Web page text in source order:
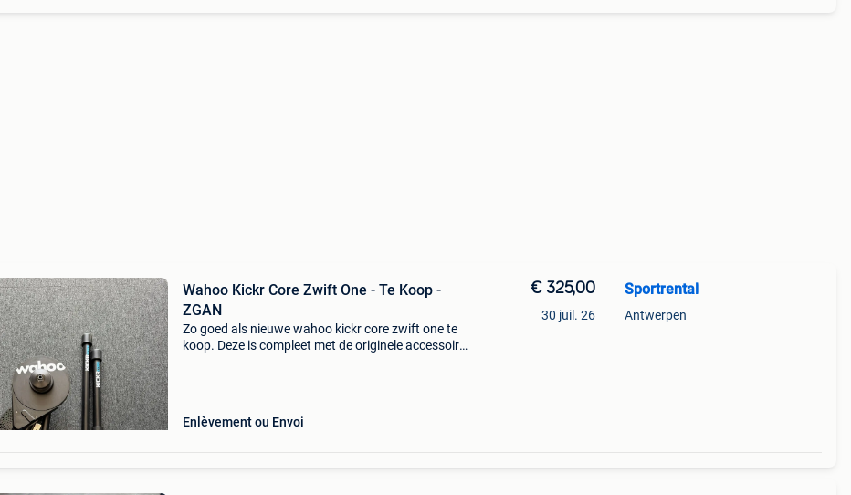
Wahoo Kickr Core Zwift One - Te Koop -
ZGAN
Zo goed als nieuwe wahoo kickr core zwift one te
koop. Deze is compleet met de originele accessoires
Enlèvement ou Envoi
€ 325,00
30 juil. 26
Sportrental
Antwerpen